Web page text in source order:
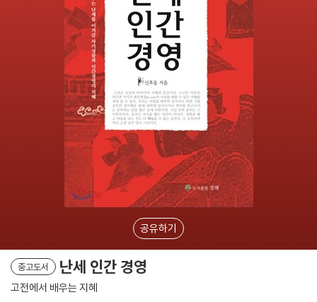
공유하기
중고도서 난세 인간 경영
고전에서 배우는 지혜